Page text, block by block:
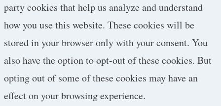
party cookies that help us analyze and understand
how you use this website. These cookies will be
stored in your browser only with your consent. You
also have the option to opt-out of these cookies. But
opting out of some of these cookies may have an
effect on your browsing experience.